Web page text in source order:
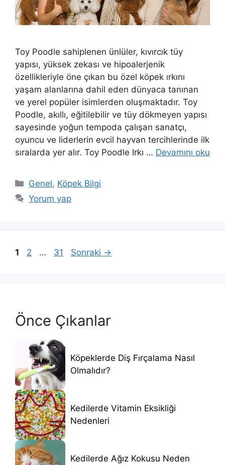
Toy Poodle sahiplenen ünlüler, kıvırcık tüy
yapısı, yüksek zekası ve hipoalerjenik
özellikleriyle öne çıkan bu özel köpek ırkını
yaşam alanlarına dahil eden dünyaca tanınan
ve yerel popüler isimlerden oluşmaktadır. Toy
Poodle, akıllı, eğitilebilir ve tüy dökmeyen yapısı
sayesinde yoğun tempoda çalışan sanatçı,
oyuncu ve liderlerin evcil hayvan tercihlerinde ilk
sıralarda yer alır. Toy Poodle Irkı … Devamını oku
Kategoriler
Genel, Köpek Bilgi
Yorum yap
Sayfa
1 Sayfa
2 … Sayfa
31 Sonraki →
Önce Çıkanlar
Köpeklerde Diş Fırçalama Nasıl
Olmalıdır?
Kedilerde Vitamin Eksikliği
Nedenleri
Kedilerde Ağız Kokusu Neden